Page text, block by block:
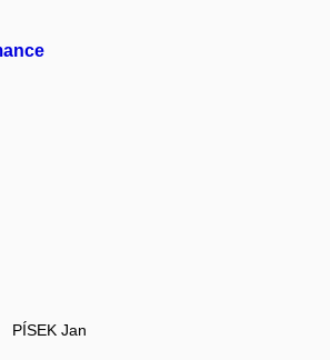
PÍSEK Jan